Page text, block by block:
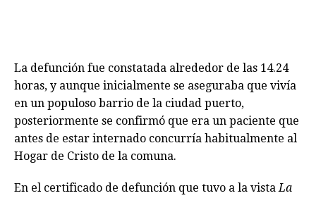
La defunción fue constatada alrededor de las 14.24
horas, y aunque inicialmente se aseguraba que vivía
en un populoso barrio de la ciudad puerto,
posteriormente se confirmó que era un paciente que
antes de estar internado concurría habitualmente al
Hogar de Cristo de la comuna.
En el certificado de defunción que tuvo a la vistaLa